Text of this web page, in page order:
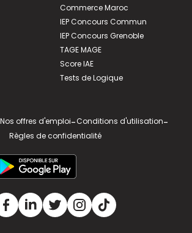
Commerce Maroc
IEP Concours Commun
IEP Concours Grenoble
TAGE MAGE
Score IAE
Tests de Logique
Nos offres d'emploi-Conditions d'utilisation-
Règles de confidentialité